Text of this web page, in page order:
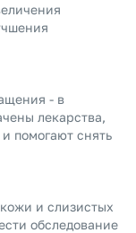
- в
лекарства,
помогают снять
и слизистых
обследование